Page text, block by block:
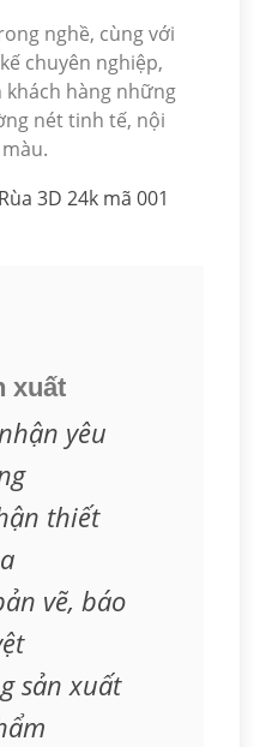
nghề, cùng với
chuyên nghiệp,
hàng những
nét tinh tế, nội
xuất
yêu
thiết
vẽ, báo
sản xuất